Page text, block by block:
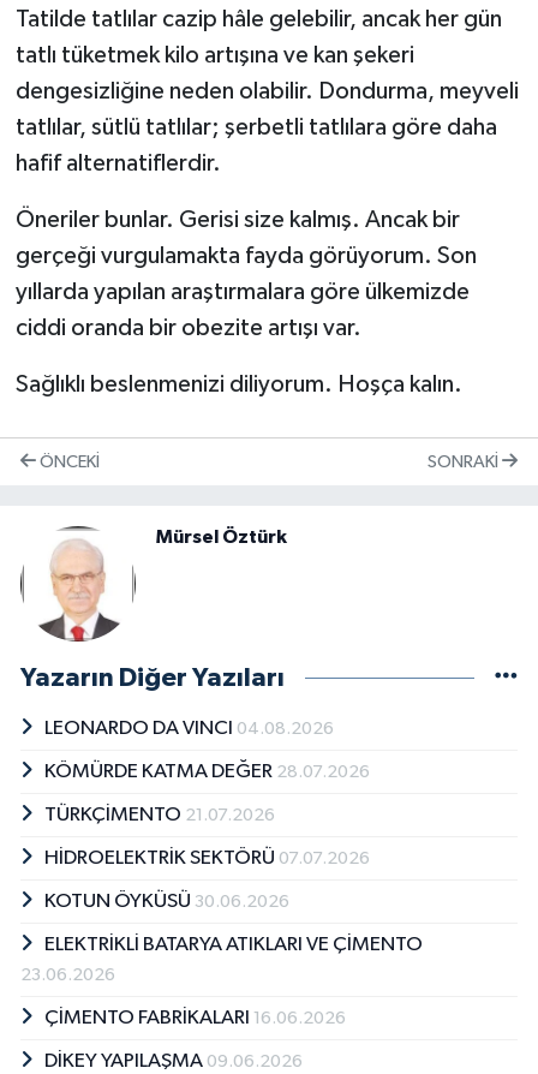
Tatilde tatlılar cazip hâle gelebilir, ancak her gün
tatlı tüketmek kilo artışına ve kan şekeri
dengesizliğine neden olabilir. Dondurma, meyveli
tatlılar, sütlü tatlılar; şerbetli tatlılara göre daha
hafif alternatiflerdir.
Öneriler bunlar. Gerisi size kalmış. Ancak bir
gerçeği vurgulamakta fayda görüyorum. Son
yıllarda yapılan araştırmalara göre ülkemizde
ciddi oranda bir obezite artışı var.
Sağlıklı beslenmenizi diliyorum. Hoşça kalın.
ÖNCEKI SONRAKI
Mürsel Öztürk
Yazarın Diğer Yazıları
LEONARDO DA VINCI 04.08.2026
KÖMÜRDE KATMA DEĞER 28.07.2026
TÜRKÇİMENTO 21.07.2026
HİDROELEKTRİK SEKTÖRÜ 07.07.2026
KOTUN ÖYKÜSÜ 30.06.2026
ELEKTRİKLİ BATARYA ATIKLARI VE ÇİMENTO
23.06.2026
ÇİMENTO FABRİKALARI 16.06.2026
DİKEY YAPILAŞMA 09.06.2026